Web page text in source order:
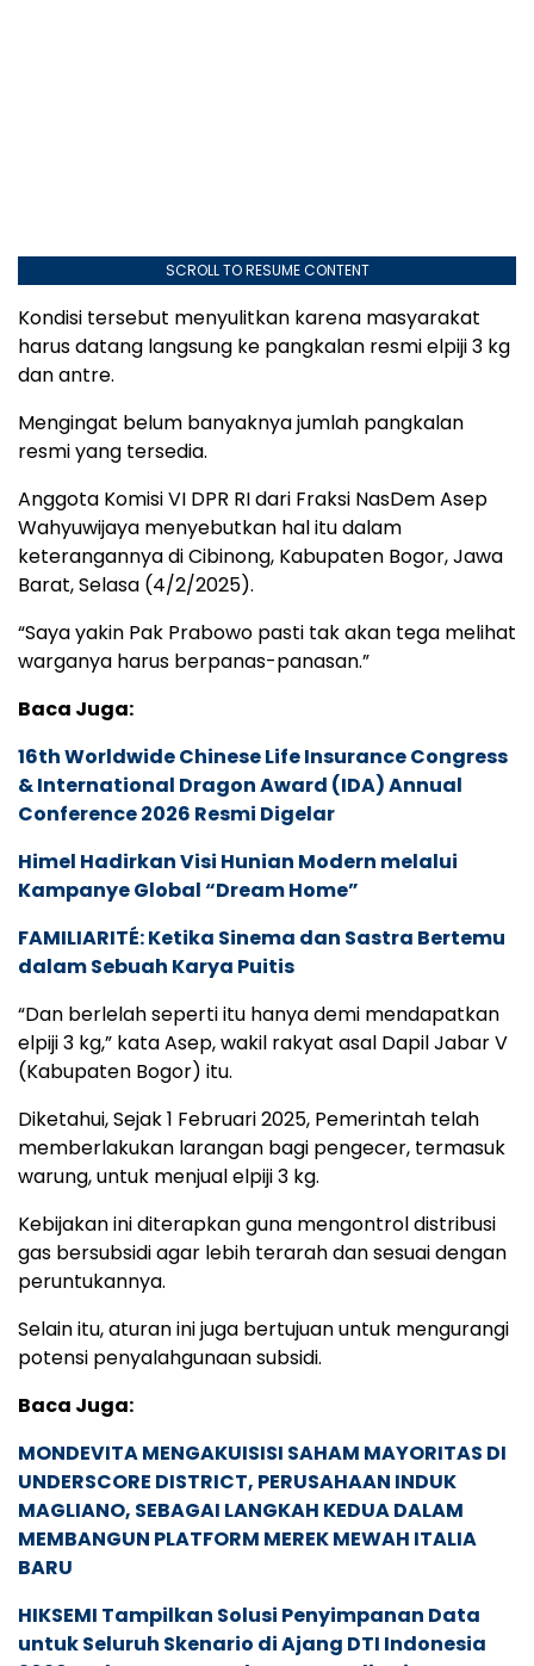
SCROLL TO RESUME CONTENT
Kondisi tersebut menyulitkan karena masyarakat
harus datang langsung ke pangkalan resmi elpiji 3 kg
dan antre.
Mengingat belum banyaknya jumlah pangkalan
resmi yang tersedia.
Anggota Komisi VI DPR RI dari Fraksi NasDem Asep
Wahyuwijaya menyebutkan hal itu dalam
keterangannya di Cibinong, Kabupaten Bogor, Jawa
Barat, Selasa (4/2/2025).
“Saya yakin Pak Prabowo pasti tak akan tega melihat
warganya harus berpanas-panasan.”
Baca Juga:
16th Worldwide Chinese Life Insurance Congress
& International Dragon Award (IDA) Annual
Conference 2026 Resmi Digelar
Himel Hadirkan Visi Hunian Modern melalui
Kampanye Global “Dream Home”
FAMILIARITÉ: Ketika Sinema dan Sastra Bertemu
dalam Sebuah Karya Puitis
“Dan berlelah seperti itu hanya demi mendapatkan
elpiji 3 kg,” kata Asep, wakil rakyat asal Dapil Jabar V
(Kabupaten Bogor) itu.
Diketahui, Sejak 1 Februari 2025, Pemerintah telah
memberlakukan larangan bagi pengecer, termasuk
warung, untuk menjual elpiji 3 kg.
Kebijakan ini diterapkan guna mengontrol distribusi
gas bersubsidi agar lebih terarah dan sesuai dengan
peruntukannya.
Selain itu, aturan ini juga bertujuan untuk mengurangi
potensi penyalahgunaan subsidi.
Baca Juga:
MONDEVITA MENGAKUISISI SAHAM MAYORITAS DI
UNDERSCORE DISTRICT, PERUSAHAAN INDUK
MAGLIANO, SEBAGAI LANGKAH KEDUA DALAM
MEMBANGUN PLATFORM MEREK MEWAH ITALIA
BARU
HIKSEMI Tampilkan Solusi Penyimpanan Data
untuk Seluruh Skenario di Ajang DTI Indonesia